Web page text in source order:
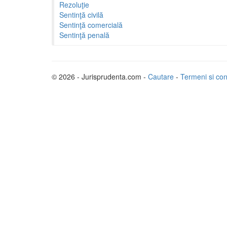
Rezoluţie
Sentinţă civilă
Sentinţă comercială
Sentinţă penală
© 2026 - Jurisprudenta.com - Cautare - Termeni si